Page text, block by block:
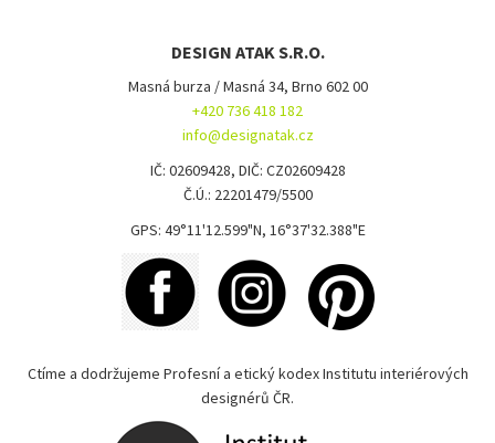
DESIGN ATAK S.R.O.
Masná burza / Masná 34, Brno 602 00
+420 736 418 182
info@designatak.cz
IČ: 02609428, DIČ: CZ02609428
Č.Ú.: 22201479/5500
GPS: 49°11'12.599"N, 16°37'32.388"E
Ctíme a dodržujeme Profesní a etický kodex Institutu interiérových
designérů ČR.